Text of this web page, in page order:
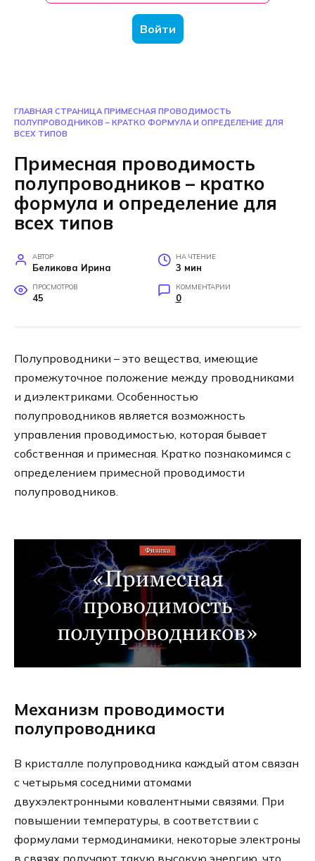
Войти
ГЛАВНАЯ СТРАНИЦА ПРИМЕСНАЯ ПРОВОДИМОСТЬ
ПОЛУПРОВОДНИКОВ – КРАТКО ФОРМУЛА И ОПРЕДЕЛЕНИЕ ДЛЯ
ВСЕХ ТИПОВ
Примесная проводимость
полупроводников – кратко
формула и определение для
всех типов
АВТОР
Беликова Ирина
НА ЧТЕНИЕ
3 мин
ПРОСМОТРОВ
45
КОММЕНТАРИИ
0
Полупроводники – это вещества, имеющие
промежуточное положение между проводниками
и диэлектриками. Особенностью
полупроводников является возможность
управления проводимостью, которая бывает
собственная и примесная. Кратко познакомимся с
определением примесной проводимости
полупроводников.
Механизм проводимости
полупроводника
В кристалле полупроводника каждый атом связан
с четырьмя соседними атомами
двухэлектронными ковалентными связями. При
повышении температуры, в соответствии с
формулами термодинамики, некоторые электроны